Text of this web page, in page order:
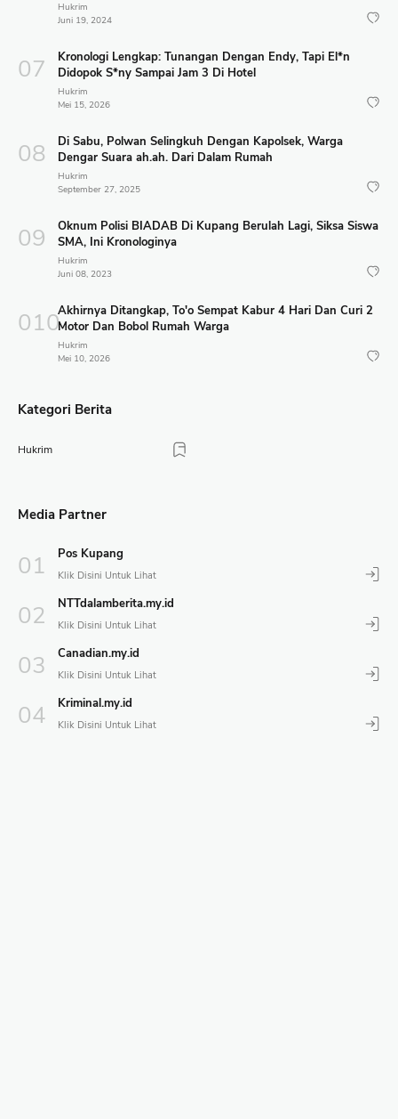
Hukrim
Juni 19, 2024
Kronologi Lengkap: Tunangan Dengan Endy, Tapi El*n
Didopok S*ny Sampai Jam 3 Di Hotel
Hukrim
Mei 15, 2026
Di Sabu, Polwan Selingkuh Dengan Kapolsek, Warga
Dengar Suara ah.ah. Dari Dalam Rumah
Hukrim
September 27, 2025
Oknum Polisi BIADAB Di Kupang Berulah Lagi, Siksa Siswa
SMA, Ini Kronologinya
Hukrim
Juni 08, 2023
Akhirnya Ditangkap, To'o Sempat Kabur 4 Hari Dan Curi 2
Motor Dan Bobol Rumah Warga
Hukrim
Mei 10, 2026
Kategori Berita
Hukrim
Media Partner
Pos Kupang
NTTdalamberita.my.id
Canadian.my.id
Kriminal.my.id